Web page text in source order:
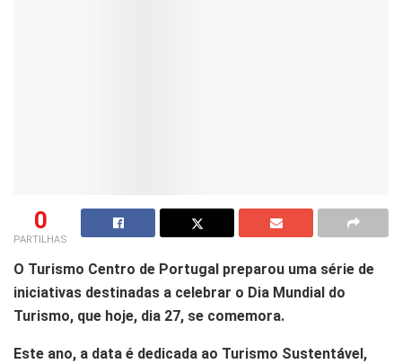
0
PARTILHAS
O Turismo Centro de Portugal preparou uma série de
iniciativas destinadas a celebrar o Dia Mundial do
Turismo, que hoje, dia 27, se comemora.
Este ano, a data é dedicada ao Turismo Sustentável,